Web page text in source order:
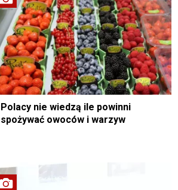
Polacy nie wiedzą ile powinni
spożywać owoców i warzyw